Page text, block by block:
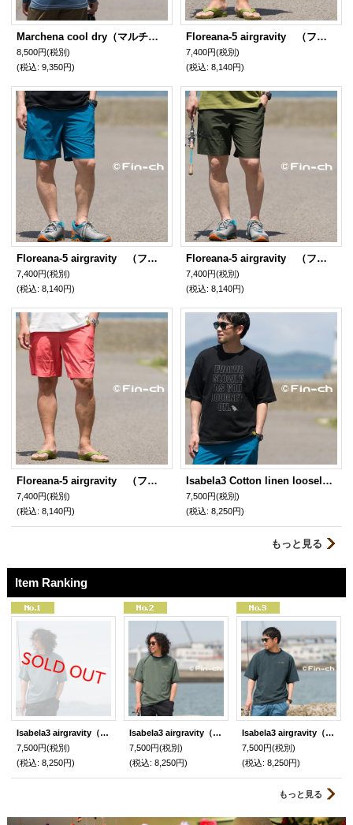
Marchena cool dry（マルチェナクールドライ）錆納戸色（さびなんど）
8,500円(税別)
(税込: 9,350円)
Floreana-5 airgravity （フロリアナ５エアグラヴィティ）紺鼠色（こんねず）
7,400円(税別)
(税込: 8,140円)
Floreana-5 airgravity （フロリアナ５エアグラヴィティ）孔雀青（くじゃくあお）
7,400円(税別)
(税込: 8,140円)
Floreana-5 airgravity （フロリアナ５エアグラヴィティ）松葉色（まつばいろ）
7,400円(税別)
(税込: 8,140円)
Floreana-5 airgravity （フロリアナ５エアグラヴィティ）梅重色（うめがさね）
7,400円(税別)
(税込: 8,140円)
Isabela3 Cotton linen loosely(イサベラコットン３綿麻ルースリィ)文字漆黒（もじしっこく）
7,500円(税別)
(税込: 8,250円)
もっと見る
Item Ranking
Isabela3 airgravity（イサベラ３エアグラヴィティ）錆浅葱色（さびあさぎ）
7,500円(税別)
(税込: 8,250円)
Isabela3 airgravity（イサベラ３エアグラヴィティ）松葉色（まつば）
7,500円(税別)
(税込: 8,250円)
Isabela3 airgravity（イサベラ３エアグラヴィティ）夏虫色（なつむしいろ）
7,500円(税別)
(税込: 8,250円)
もっと見る